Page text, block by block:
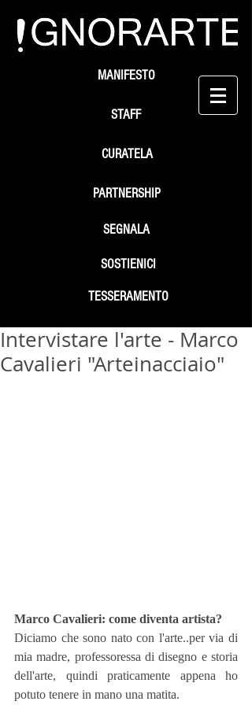
STAFF
SEGNALA
SOSTIENICI
MANIFESTO
PARTNERSHIP
TESSERAMENTO
CURATELA
Intervistare l'arte - Marco
Cavalieri "Arteinacciaio"
Marco Cavalieri: come diventa artista?
Diciamo che sono nato con l'arte..per via di
mia madre, professoressa di disegno e storia
dell'arte, quindi praticamente appena ho
potuto tenere in mano una matita.